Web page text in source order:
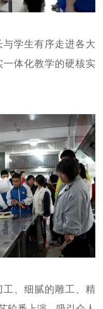
学生有序走进各大
体化教学的硬核实
、细腻的雕工、精